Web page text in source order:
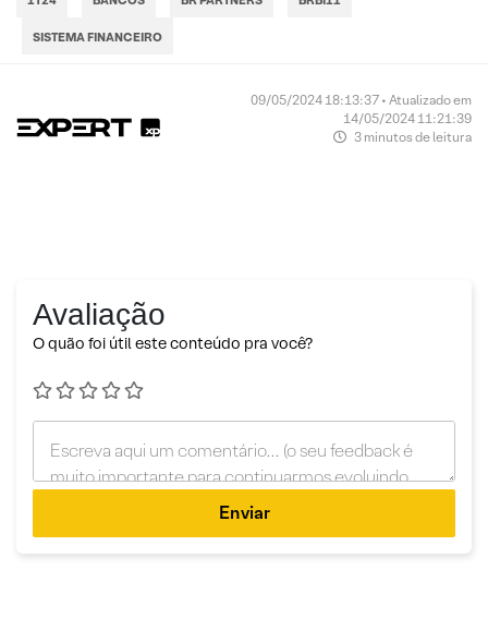
SISTEMA FINANCEIRO
09/05/2024 18:13:37 • Atualizado em
14/05/2024 11:21:39
3 minutos de leitura
Avaliação
O quão foi útil este conteúdo pra você?
Enviar